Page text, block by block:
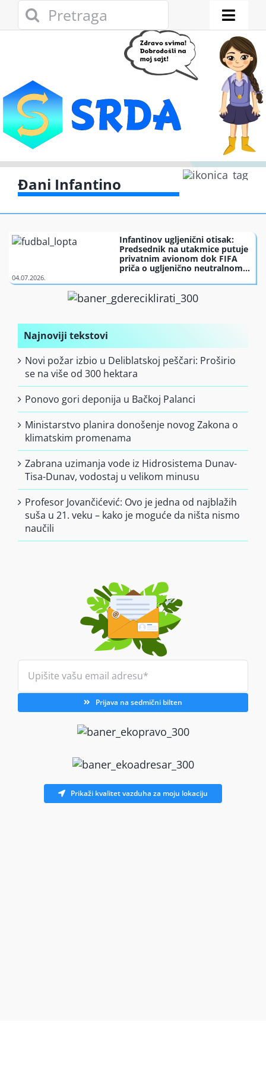
Search
for:
Toggle
Eko adresar
Eko pravo
Gde reciklirati
Zelena privreda
Finansiranje
O nama
Đani Infantino
Infantinov ugljenični otisak:
Predsednik na utakmice putuje
privatnim avionom dok FIFA
priča o ugljenično neutralnom
Najnoviji tekstovi
Novi požar izbio u Deliblatskoj peščari: Proširio
se na više od 300 hektara
Ponovo gori deponija u Bačkoj Palanci
Ministarstvo planira donošenje novog Zakona o
klimatskim promenama
Zabrana uzimanja vode iz Hidrosistema Dunav-
Tisa-Dunav, vodostaj u velikom minusu
Profesor Jovančićević: Ovo je jedna od najblažih
suša u 21. veku – kako je moguće da ništa nismo
naučili
Prijava na sedmični bilten
Prikaži kvalitet vazduha za moju lokaciju